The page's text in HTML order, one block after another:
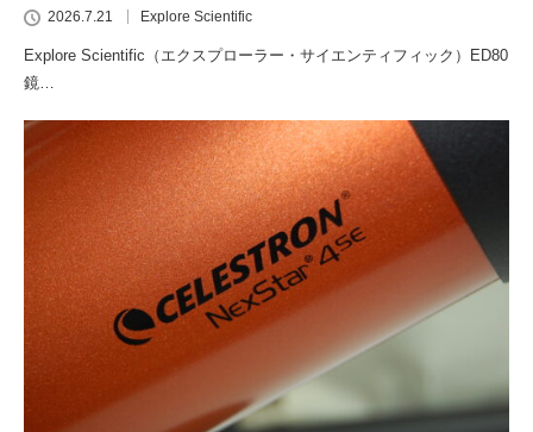
2026.7.21 Explore Scientific
Explore Scientific（エクスプローラー・サイエンティフィック）ED80
鏡…